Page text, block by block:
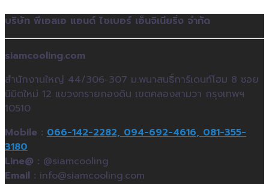
บริษัท พีเอสเอ แอนด์ ไซเบอร์ เอ็นจิเนียริ่ง จำกัด
siamcooling.com
สำนักงานใหญ่ 44/306-307 ม.พนาสนธิ์การ์เดนท์โฮม 8 ซอย
นิมิตใหม่ 12 แขวงทรายกองดิน เขตคลองสามวา กรุงเทพฯ
10510
Mobile : 066-142-2282,094-692-4616, 081-355-
3180
Line@ : @siamcooling
Email : info@siamcooling.com